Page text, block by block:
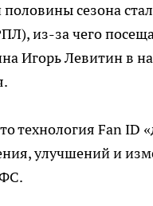
половины сезона
из-за чего
Игорь Левитин в
технология Fan ID
улучшений и